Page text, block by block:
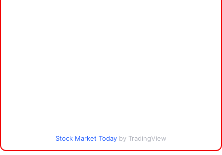
Stock Market Today by TradingView